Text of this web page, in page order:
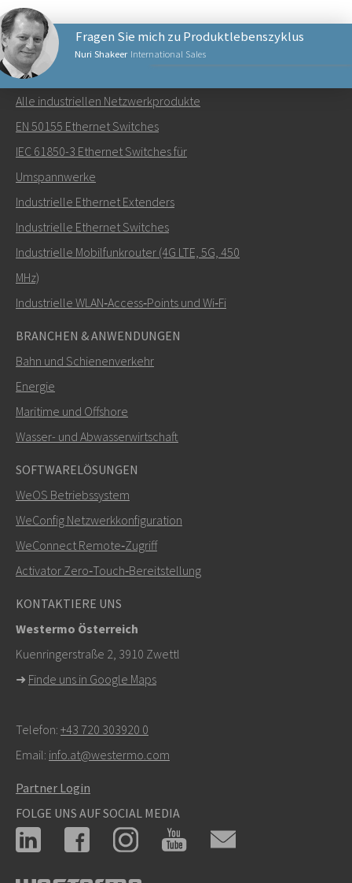
Nuri Shakeer International Sales
Fragen Sie mich zu Produktlebenszyklus
Senden Sie eine E-Mail an Nuri
Wie kann Nuri Sie kontaktieren?
SENDEN
+46 16 42 80 00
info@westermo.com
hier klicken, um den technischen
Support zu kontaktieren
NETZWERKPRODUKTE
Alle industriellen Netzwerkprodukte
EN 50155 Ethernet Switches
IEC 61850-3 Ethernet Switches für
Umspannwerke
Industrielle Ethernet Extenders
Industrielle Ethernet Switches
Industrielle Mobilfunkrouter (4G LTE, 5G, 450
MHz)
Industrielle WLAN‑Access‑Points und Wi‑Fi
BRANCHEN & ANWENDUNGEN
Bahn und Schienenverkehr
Energie
Maritime und Offshore
Wasser- und Abwasserwirtschaft
SOFTWARELÖSUNGEN
WeOS Betriebssystem
WeConfig Netzwerkkonfiguration
WeConnect Remote‑Zugriff
Activator Zero‑Touch‑Bereitstellung
KONTAKTIERE UNS
Westermo Österreich
Kuenringerstraße 2, 3910 Zwettl
➜ Finde uns in Google Maps
Telefon: +43 720 303920 0
Email: info.at@westermo.com
Partner Login
FOLGE UNS AUF SOCIAL MEDIA